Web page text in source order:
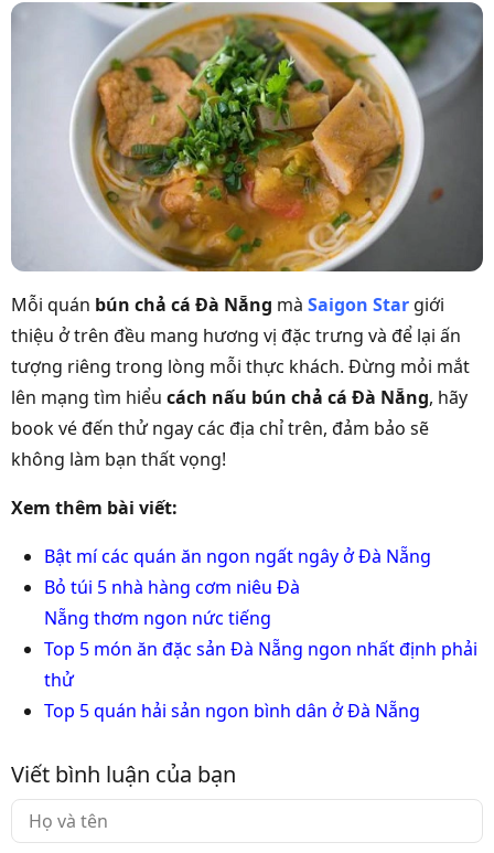
Mỗi quán bún chả cá Đà Nẵng mà Saigon Star giới
thiệu ở trên đều mang hương vị đặc trưng và để lại ấn
tượng riêng trong lòng mỗi thực khách. Đừng mỏi mắt
lên mạng tìm hiểu cách nấu bún chả cá Đà Nẵng, hãy
book vé đến thử ngay các địa chỉ trên, đảm bảo sẽ
không làm bạn thất vọng!
Xem thêm bài viết:
Bật mí các quán ăn ngon ngất ngây ở Đà Nẵng
Bỏ túi 5 nhà hàng cơm niêu Đà
Nẵng thơm ngon nức tiếng
Top 5 món ăn đặc sản Đà Nẵng ngon nhất định phải
thử
Top 5 quán hải sản ngon bình dân ở Đà Nẵng
Viết bình luận của bạn